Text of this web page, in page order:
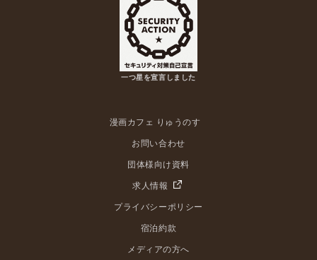
一つ星を宣言しました
漫画カフェ りゅうのす
お問い合わせ
団体様向け資料
求人情報
プライバシーポリシー
宿泊約款
メディアの方へ